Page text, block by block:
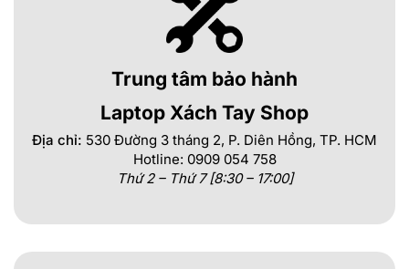
Trung tâm bảo hành
Laptop Xách Tay Shop
Địa chỉ: 530 Đường 3 tháng 2, P. Diên Hồng, TP. HCM
Hotline: 0909 054 758
Thứ 2 – Thứ 7 [8:30 – 17:00]